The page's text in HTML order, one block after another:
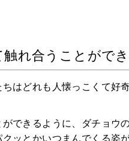
ペットNOW
れ合うことがで
はどれも人懐っこくて好
できるように、ダチョウ
ッとかいつまんでくる姿